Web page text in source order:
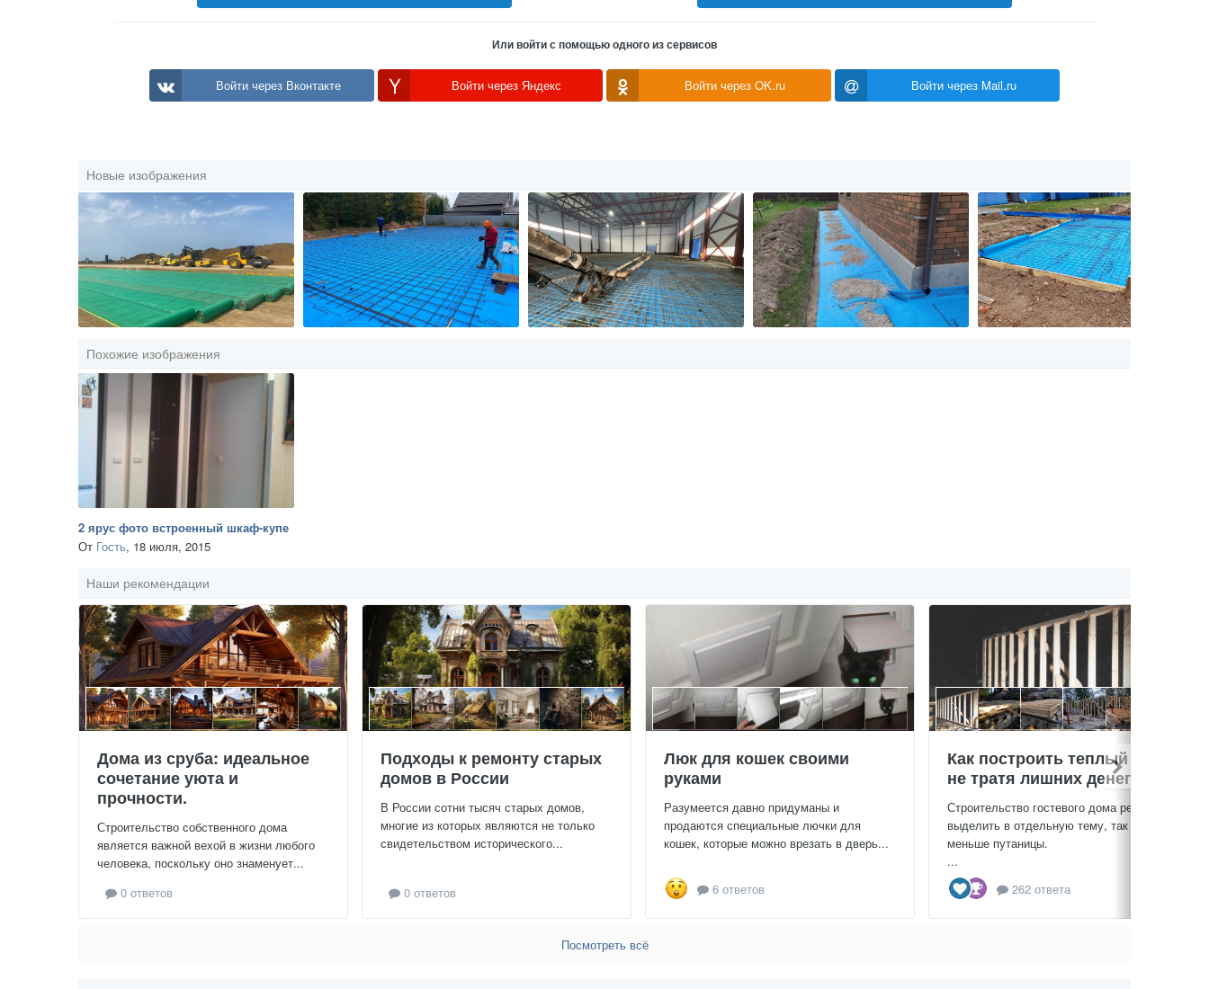
Или войти с помощью одного из сервисов
Войти через Вконтакте Войти через Яндекс Войти через OK.ru Войти через Mail.ru
Новые изображения
Похожие изображения
2 ярус фото встроенный шкаф-купе
От Гость, 18 июля, 2015
Наши рекомендации
Дома из сруба: идеальное
сочетание уюта и
прочности.
Строительство собственного дома
является важной вехой в жизни любого
человека, поскольку оно знаменует...
0 ответов
Подходы к ремонту старых
домов в России
В России сотни тысяч старых домов,
многие из которых являются не только
свидетельством исторического...
0 ответов
Люк для кошек своими
руками
Разумеется давно придуманы и
продаются специальные лючки для
кошек, которые можно врезать в дверь...
6 ответов
Как построить теплый дом,
не тратя лишних денег
Строительство гостевого дома решил
выделить в отдельную тему, так будет
меньше путаницы.
...
262 ответа
Посмотреть всё